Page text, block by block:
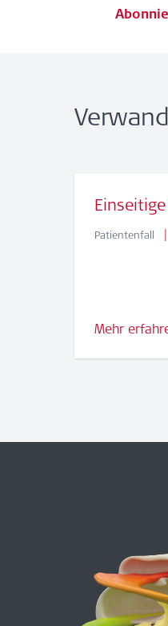
Patientenfall |
Mehr